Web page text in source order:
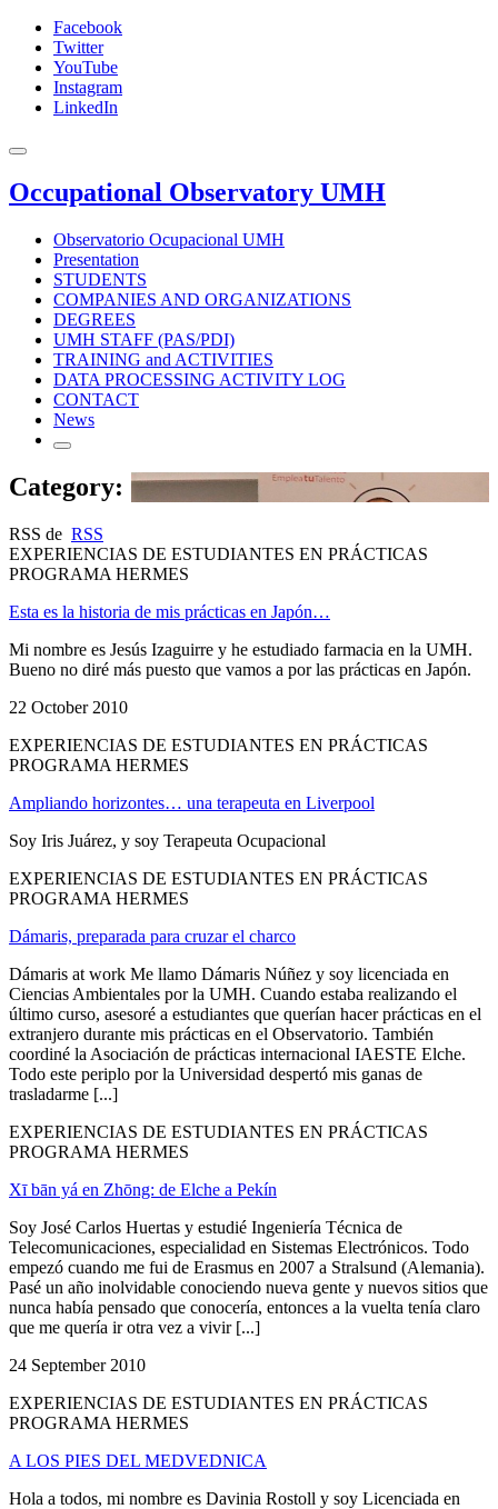
Facebook
Twitter
YouTube
Instagram
LinkedIn
Occupational Observatory UMH
Observatorio Ocupacional UMH
Presentation
STUDENTS
COMPANIES AND ORGANIZATIONS
DEGREES
UMH STAFF (PAS/PDI)
TRAINING and ACTIVITIES
DATA PROCESSING ACTIVITY LOG
CONTACT
News
Category:
RSS de RSS
EXPERIENCIAS DE ESTUDIANTES EN PRÁCTICAS
PROGRAMA HERMES
Esta es la historia de mis prácticas en Japón…
Mi nombre es Jesús Izaguirre y he estudiado farmacia en la UMH.
Bueno no diré más puesto que vamos a por las prácticas en Japón.
22 October 2010
EXPERIENCIAS DE ESTUDIANTES EN PRÁCTICAS
PROGRAMA HERMES
Ampliando horizontes… una terapeuta en Liverpool
Soy Iris Juárez, y soy Terapeuta Ocupacional
EXPERIENCIAS DE ESTUDIANTES EN PRÁCTICAS
PROGRAMA HERMES
Dámaris, preparada para cruzar el charco
Dámaris at work Me llamo Dámaris Núñez y soy licenciada en
Ciencias Ambientales por la UMH. Cuando estaba realizando el
último curso, asesoré a estudiantes que querían hacer prácticas en el
extranjero durante mis prácticas en el Observatorio. También
coordiné la Asociación de prácticas internacional IAESTE Elche.
Todo este periplo por la Universidad despertó mis ganas de
trasladarme [...]
EXPERIENCIAS DE ESTUDIANTES EN PRÁCTICAS
PROGRAMA HERMES
Xī bān yá en Zhōng: de Elche a Pekín
Soy José Carlos Huertas y estudié Ingeniería Técnica de
Telecomunicaciones, especialidad en Sistemas Electrónicos. Todo
empezó cuando me fui de Erasmus en 2007 a Stralsund (Alemania).
Pasé un año inolvidable conociendo nueva gente y nuevos sitios que
nunca había pensado que conocería, entonces a la vuelta tenía claro
que me quería ir otra vez a vivir [...]
24 September 2010
EXPERIENCIAS DE ESTUDIANTES EN PRÁCTICAS
PROGRAMA HERMES
A LOS PIES DEL MEDVEDNICA
Hola a todos, mi nombre es Davinia Rostoll y soy Licenciada en